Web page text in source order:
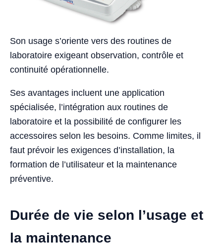
Son usage s’oriente vers des routines de
laboratoire exigeant observation, contrôle et
continuité opérationnelle.
Ses avantages incluent une application
spécialisée, l’intégration aux routines de
laboratoire et la possibilité de configurer les
accessoires selon les besoins. Comme limites, il
faut prévoir les exigences d’installation, la
formation de l’utilisateur et la maintenance
préventive.
Durée de vie selon l’usage et
la maintenance